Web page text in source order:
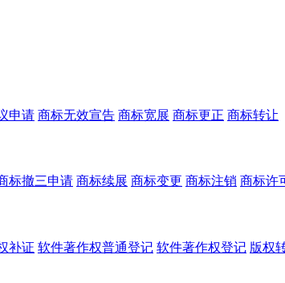
申请 商标无效宣告 商标宽展 商标更正 商标转让
标撤三申请 商标续展 商标变更 商标注销 商标许
补证 软件著作权普通登记 软件著作权登记 版权